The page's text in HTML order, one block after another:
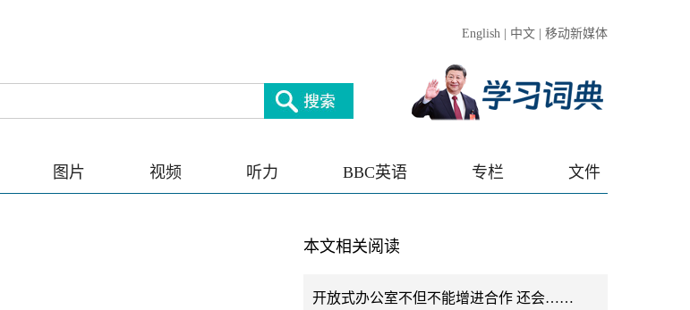
English 中文 移动新媒体
图片 视频 听力 BBC英语 专栏 文件
本文相关阅读
开放式办公室不但不能增进合作 还会……